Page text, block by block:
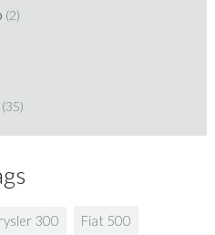
(2)
(35)
300 Fiat 500